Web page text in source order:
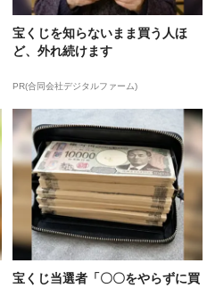
宝くじを知らないまま買う人ほ
ど、外れ続けます
PR(合同会社デジタルファーム)
宝くじ当選者「〇〇をやらずに買